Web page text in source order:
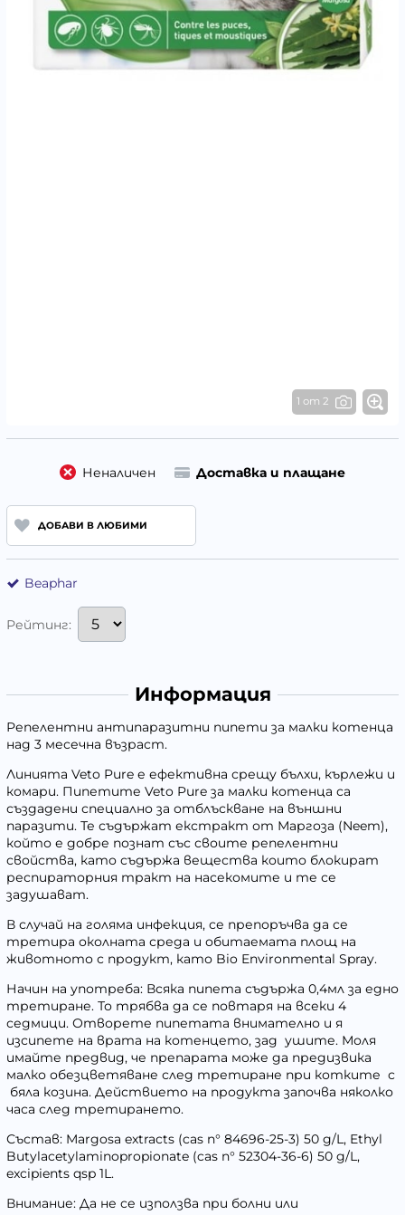
1 от 2
Неналичен Доставка и плащане
ДОБАВИ В ЛЮБИМИ
Beaphar
Рейтинг:
Информация
Репелентни антипаразитни пипети за малки котенца
над 3 месечна възраст.
Линията Veto Pure е ефективна срещу бълхи, кърлежи и
комари. Пипетите Veto Pure за малки котенца са
създадени специално за отблъскване на външни
паразити. Те съдържат екстракт от Маргоза (Neem),
който е добре познат със своите репелентни
свойства, като съдържа вещества които блокират
респираторния тракт на насекомите и те се
задушават.
В случай на голяма инфекция, се препоръчва да се
третира околната среда и обитаемата площ на
животното с продукт, като Bio Environmental Spray.
Начин на употреба: Всяка пипета съдържа 0,4мл за едно
третиране. То трябва да се повтаря на всеки 4
седмици. Отворете пипетата внимателно и я
изсипете на врата на котенцето, зад ушите. Моля
имайте предвид, че препарата може да предизвика
малко обезцветяване след третиране при котките с
бяла козина. Действието на продукта започва няколко
часа след третирането.
Състав: Margosa extracts (cas n° 84696-25-3) 50 g/L, Ethyl
Butylacetylaminopropionate (cas n° 52304-36-6) 50 g/L,
excipients qsp 1L.
Внимание: Да не се използва при болни или